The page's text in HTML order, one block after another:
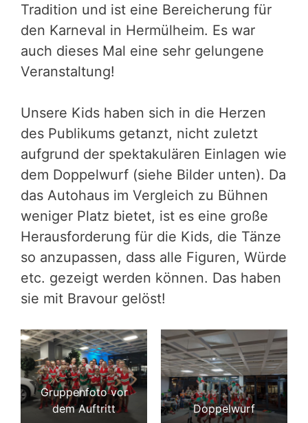
Tradition und ist eine Bereicherung für
den Karneval in Hermülheim. Es war
auch dieses Mal eine sehr gelungene
Veranstaltung!
Unsere Kids haben sich in die Herzen
des Publikums getanzt, nicht zuletzt
aufgrund der spektakulären Einlagen wie
dem Doppelwurf (siehe Bilder unten). Da
das Autohaus im Vergleich zu Bühnen
weniger Platz bietet, ist es eine große
Herausforderung für die Kids, die Tänze
so anzupassen, dass alle Figuren, Würde
etc. gezeigt werden können. Das haben
sie mit Bravour gelöst!
Gruppenfoto vor
dem Auftritt
Doppelwurf